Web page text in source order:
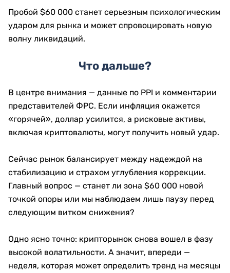
Пробой $60 000 станет серьезным психологическим
ударом для рынка и может спровоцировать новую
волну ликвидаций.
Что дальше?
В центре внимания — данные по PPI и комментарии
представителей ФРС. Если инфляция окажется
«горячей», доллар усилится, а рисковые активы,
включая криптовалюты, могут получить новый удар.
Сейчас рынок балансирует между надеждой на
стабилизацию и страхом углубления коррекции.
Главный вопрос — станет ли зона $60 000 новой
точкой опоры или мы наблюдаем лишь паузу перед
следующим витком снижения?
Одно ясно точно: крипторынок снова вошел в фазу
высокой волатильности. А значит, впереди —
неделя, которая может определить тренд на месяцы